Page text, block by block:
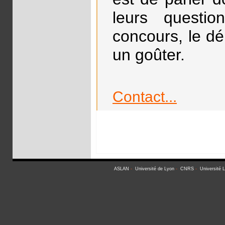
leurs
concours, le
un goûter.
Contact...
ASLAN - Université de Lyon- CNRS- Université